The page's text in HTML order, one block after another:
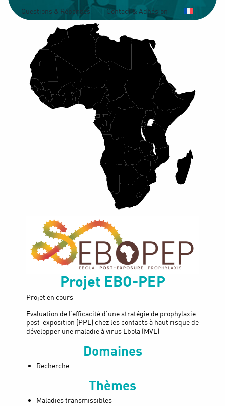
Questions & Réponses Contact & Adhésion
Projet EBO-PEP
Projet en cours
Evaluation de l’efficacité d’une stratégie de prophylaxie
post-exposition (PPE) chez les contacts à haut risque de
développer une maladie à virus Ebola (MVE)
Domaines
Recherche
Thèmes
Maladies transmissibles